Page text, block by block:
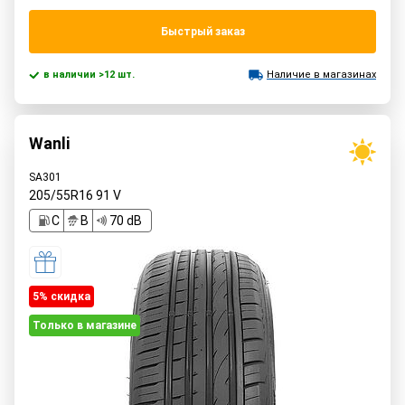
Быстрый заказ
в наличии >12 шт. Наличие в магазинах
Wanli
SA301
205/55R16 91 V
C
B 70 dB
5% cкидка
Только в магазине